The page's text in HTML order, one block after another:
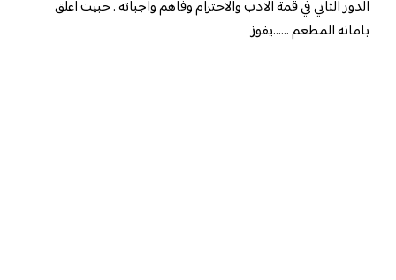
الدور الثاني في قمة الادب والاحترام وفاهم واجباته . حبيت اعلق
بامانه المطعم ……يفوز